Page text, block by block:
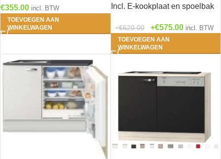
€355.00 incl. BTW
TOEVOEGEN AAN
WINKELWAGEN
Incl. E-kookplaat en spoelbak
€620.00 €575.00 incl. BTW
TOEVOEGEN AAN
WINKELWAGEN